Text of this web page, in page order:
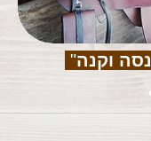
נסה וקנה"